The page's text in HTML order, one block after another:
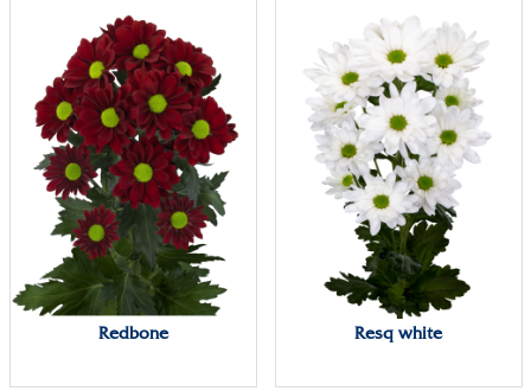
Redbone Resq white